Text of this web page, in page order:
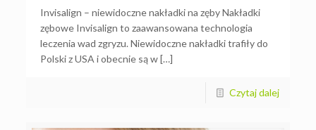
Invisalign – niewidoczne nakładki na zęby Nakładki
zębowe Invisalign to zaawansowana technologia
leczenia wad zgryzu. Niewidoczne nakładki trafiły do
Polski z USA i obecnie są w […]
Czytaj dalej